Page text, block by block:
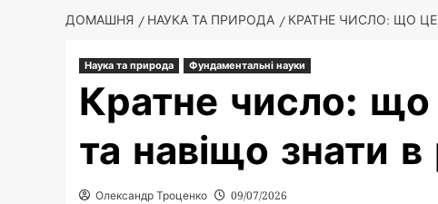
ДОМАШНЯ НАУКА ТА ПРИРОДА КРАТНЕ ЧИСЛО: ЩО
Наука та природа Фундаментальні науки
Кратне число: що
та навіщо знати
Олександр Троценко 09/07/2026